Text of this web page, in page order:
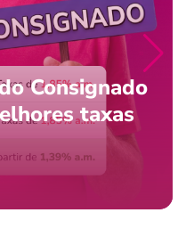
Consignado
taxas